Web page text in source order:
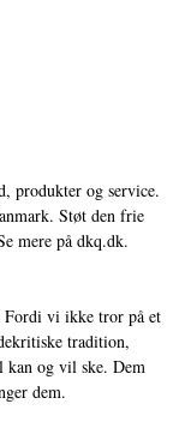
produkter og service.
Støt den frie
mere på dkq.dk.
Fordi vi ikke tror på et
tradition,
kan og vil ske. Dem
dem.